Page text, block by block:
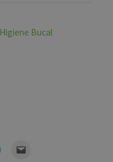
Higiene Bucal